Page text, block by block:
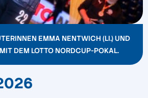
EMMA NENTWICH (LI.) UND
DEM LOTTO NORDCUP-POKAL.